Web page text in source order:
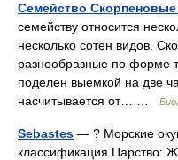
Семейство
семейству относится
несколько сотен видов.
разнообразные по форме
поделен выемкой на две
насчитывается от… …
Sebastes — ? Морские
классификация Царство: